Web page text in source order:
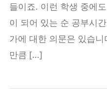
고
싶
은
학
생
을
언
들이죠. 이런 학생 중에
이 되어 있는 순 공부시
가에 대한 의문은 있습
만큼 [...]